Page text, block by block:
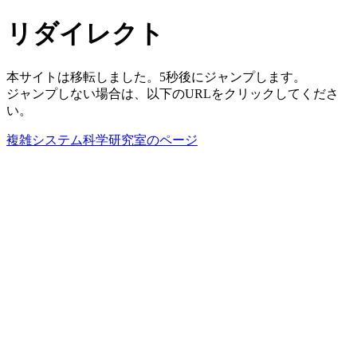
リダイレクト
本サイトは移転しました。5秒後にジャンプします。
ジャンプしない場合は、以下のURLをクリックしてくださ
い。
複雑システム科学研究室のページ